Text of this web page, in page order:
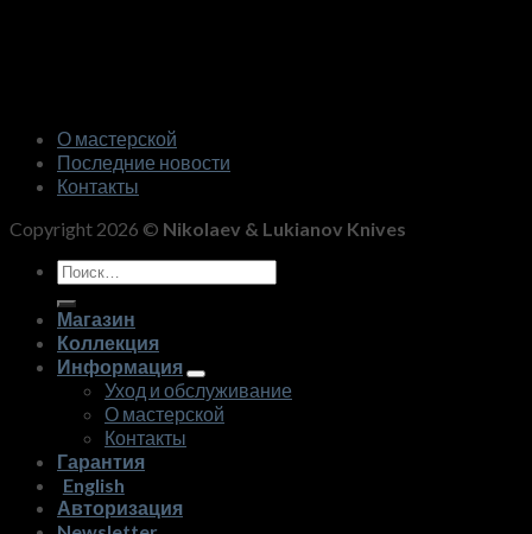
О мастерской
Последние новости
Контакты
Copyright 2026 © Nikolaev & Lukianov Knives
Искать:
Магазин
Коллекция
Информация
Уход и обслуживание
О мастерской
Контакты
Гарантия
English
Авторизация